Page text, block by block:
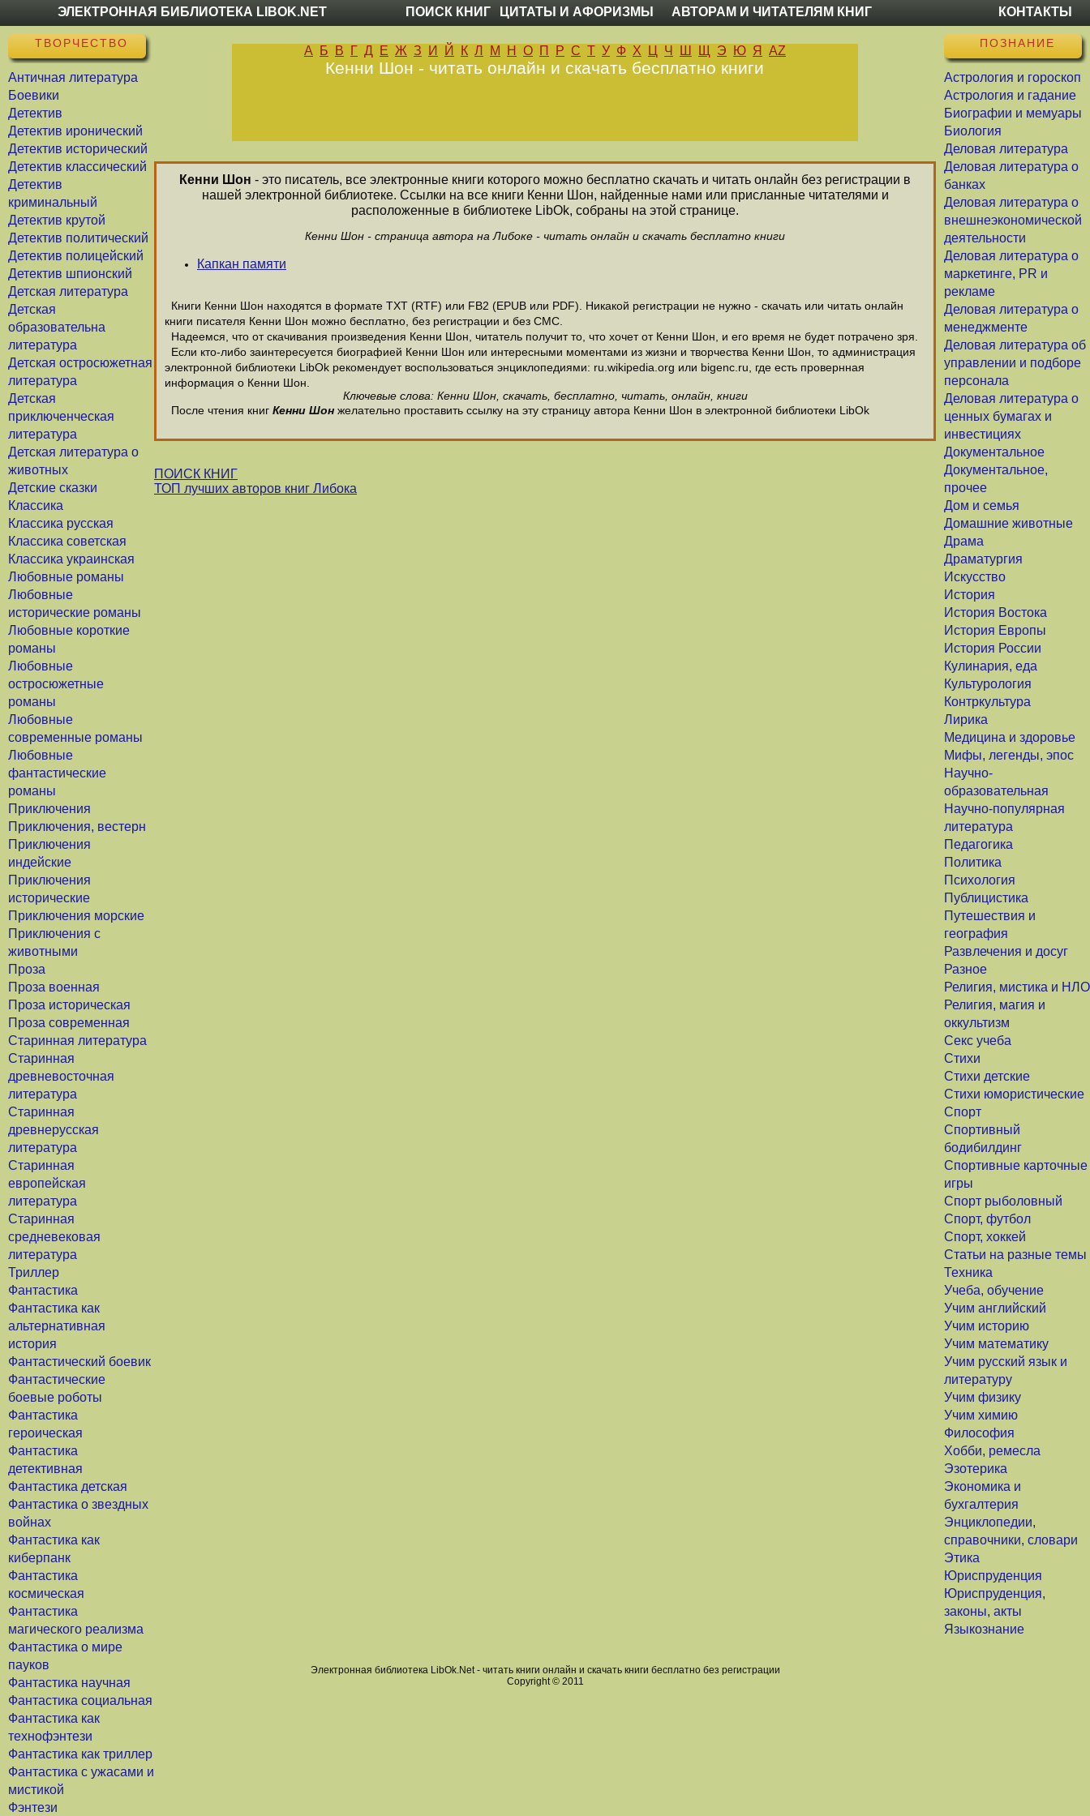
ЭЛЕКТРОННАЯ БИБЛИОТЕКА LIBOK.NET ПОИСК КНИГ ЦИТАТЫ И АФОРИЗМЫ АВТОРАМ И ЧИТАТЕЛЯМ КНИГ КОНТАКТЫ
ТВОРЧЕСТВО
Античная литература
Боевики
Детектив
Детектив иронический
Детектив исторический
Детектив классический
Детектив
криминальный
Детектив крутой
Детектив политический
Детектив полицейский
Детектив шпионский
Детская литература
Детская
образовательна
литература
Детская остросюжетная
литература
Детская
приключенческая
литература
Детская литература о
животных
Детские сказки
Классика
Классика русская
Классика советская
Классика украинская
Любовные романы
Любовные
исторические романы
Любовные короткие
романы
Любовные
остросюжетные
романы
Любовные
современные романы
Любовные
фантастические
романы
Приключения
Приключения, вестерн
Приключения
индейские
Приключения
исторические
Приключения морские
Приключения с
животными
Проза
Проза военная
Проза историческая
Проза современная
Старинная литература
Старинная
древневосточная
литература
Старинная
древнерусская
литература
Старинная
европейская
литература
Старинная
средневековая
литература
Триллер
Фантастика
Фантастика как
альтернативная
история
Фантастический боевик
Фантастические
боевые роботы
Фантастика
героическая
Фантастика
детективная
Фантастика детская
Фантастика о звездных
войнах
Фантастика как
киберпанк
Фантастика
космическая
Фантастика
магического реализма
Фантастика о мире
пауков
Фантастика научная
Фантастика социальная
Фантастика как
технофэнтези
Фантастика как триллер
Фантастика с ужасами и
мистикой
Фэнтези
ПОЗНАНИЕ
Астрология и гороскоп
Астрология и гадание
Биографии и мемуары
Биология
Деловая литература
Деловая литература о
банках
Деловая литература о
внешнеэкономической
деятельности
Деловая литература о
маркетинге, PR и
рекламе
Деловая литература о
менеджменте
Деловая литература об
управлении и подборе
персонала
Деловая литература о
ценных бумагах и
инвестициях
Документальное
Документальное,
прочее
Дом и семья
Домашние животные
Драма
Драматургия
Искусство
История
История Востока
История Европы
История России
Кулинария, еда
Культурология
Контркультура
Лирика
Медицина и здоровье
Мифы, легенды, эпос
Научно-
образовательная
Научно-популярная
литература
Педагогика
Политика
Психология
Публицистика
Путешествия и
география
Развлечения и досуг
Разное
Религия, мистика и НЛО
Религия, магия и
оккультизм
Секс учеба
Стихи
Стихи детские
Стихи юмористические
Спорт
Спортивный
бодибилдинг
Спортивные карточные
игры
Спорт рыболовный
Спорт, футбол
Спорт, хоккей
Статьи на разные темы
Техника
Учеба, обучение
Учим английский
Учим историю
Учим математику
Учим русский язык и
литературу
Учим физику
Учим химию
Философия
Хобби, ремесла
Эзотерика
Экономика и
бухгалтерия
Энциклопедии,
справочники, словари
Этика
Юриспруденция
Юриспруденция,
законы, акты
Языкознание
А Б В Г Д Е Ж З И Й К Л М Н О П Р С Т У Ф Х Ц Ч Ш Щ Э Ю Я AZ
Кенни Шон - читать онлайн и скачать бесплатно книги
Кенни Шон - это писатель, все электронные книги которого можно бесплатно скачать и читать онлайн без регистрации в
нашей электронной библиотеке. Ссылки на все книги Кенни Шон, найденные нами или присланные читателями и
расположенные в библиотеке LibOk, собраны на этой странице.
Кенни Шон - страница автора на Либоке - читать онлайн и скачать бесплатно книги
Капкан памяти
Книги Кенни Шон находятся в формате ТХТ (RTF) или FB2 (EPUB или PDF). Никакой регистрации не нужно - скачать или читать онлайн
книги писателя Кенни Шон можно бесплатно, без регистрации и без СМС.
Надеемся, что от скачивания произведения Кенни Шон, читатель получит то, что хочет от Кенни Шон, и его время не будет потрачено зря.
Если кто-либо заинтересуется биографией Кенни Шон или интересными моментами из жизни и творчества Кенни Шон, то администрация
электронной библиотеки LibOk рекомендует воспользоваться энциклопедиями: ru.wikipedia.org или bigenc.ru, где есть провернная
информация о Кенни Шон.
Ключевые слова: Кенни Шон, скачать, бесплатно, читать, онлайн, книги
После чтения книг Кенни Шон желательно проставить ссылку на эту страницу автора Кенни Шон в электронной библиотеки LibOk
ПОИСК КНИГ
ТОП лучших авторов книг Либока
Электронная библиотека LibOk.Net - читать книги онлайн и скачать книги бесплатно без регистрации
Copyright © 2011